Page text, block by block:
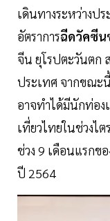
เดินทางระหว่างป
อัตราการฉีดวัคซีน
จีน ยุโรปตะวันตก
ประเทศ จากขณะ
อาจทำได้มีนักท่อง
เที่ยวไทยในช่วงไ
ช่วง 9 เดือนแรกข
ปี 2564